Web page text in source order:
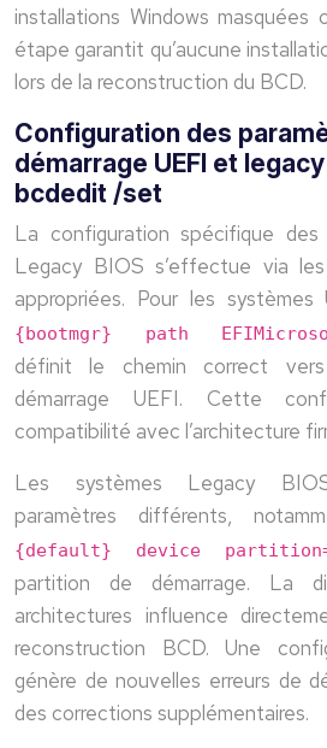
installations Windows masquées
étape garantit qu’aucune
lors de la reconstruction du BCD.
Configuration des
démarrage UEFI et
bcdedit /set
La configuration spécifique
Legacy BIOS s’effectue via
appropriées. Pour les systèmes
{bootmgr} path
définit le chemin correct
démarrage UEFI. Cette
compatibilité avec l’architecture
Les systèmes Legacy
paramètres différents,
{default} device
partition de démarrage. La
architectures influence
reconstruction BCD. Une
génère de nouvelles erreurs de
des corrections supplémentaires.